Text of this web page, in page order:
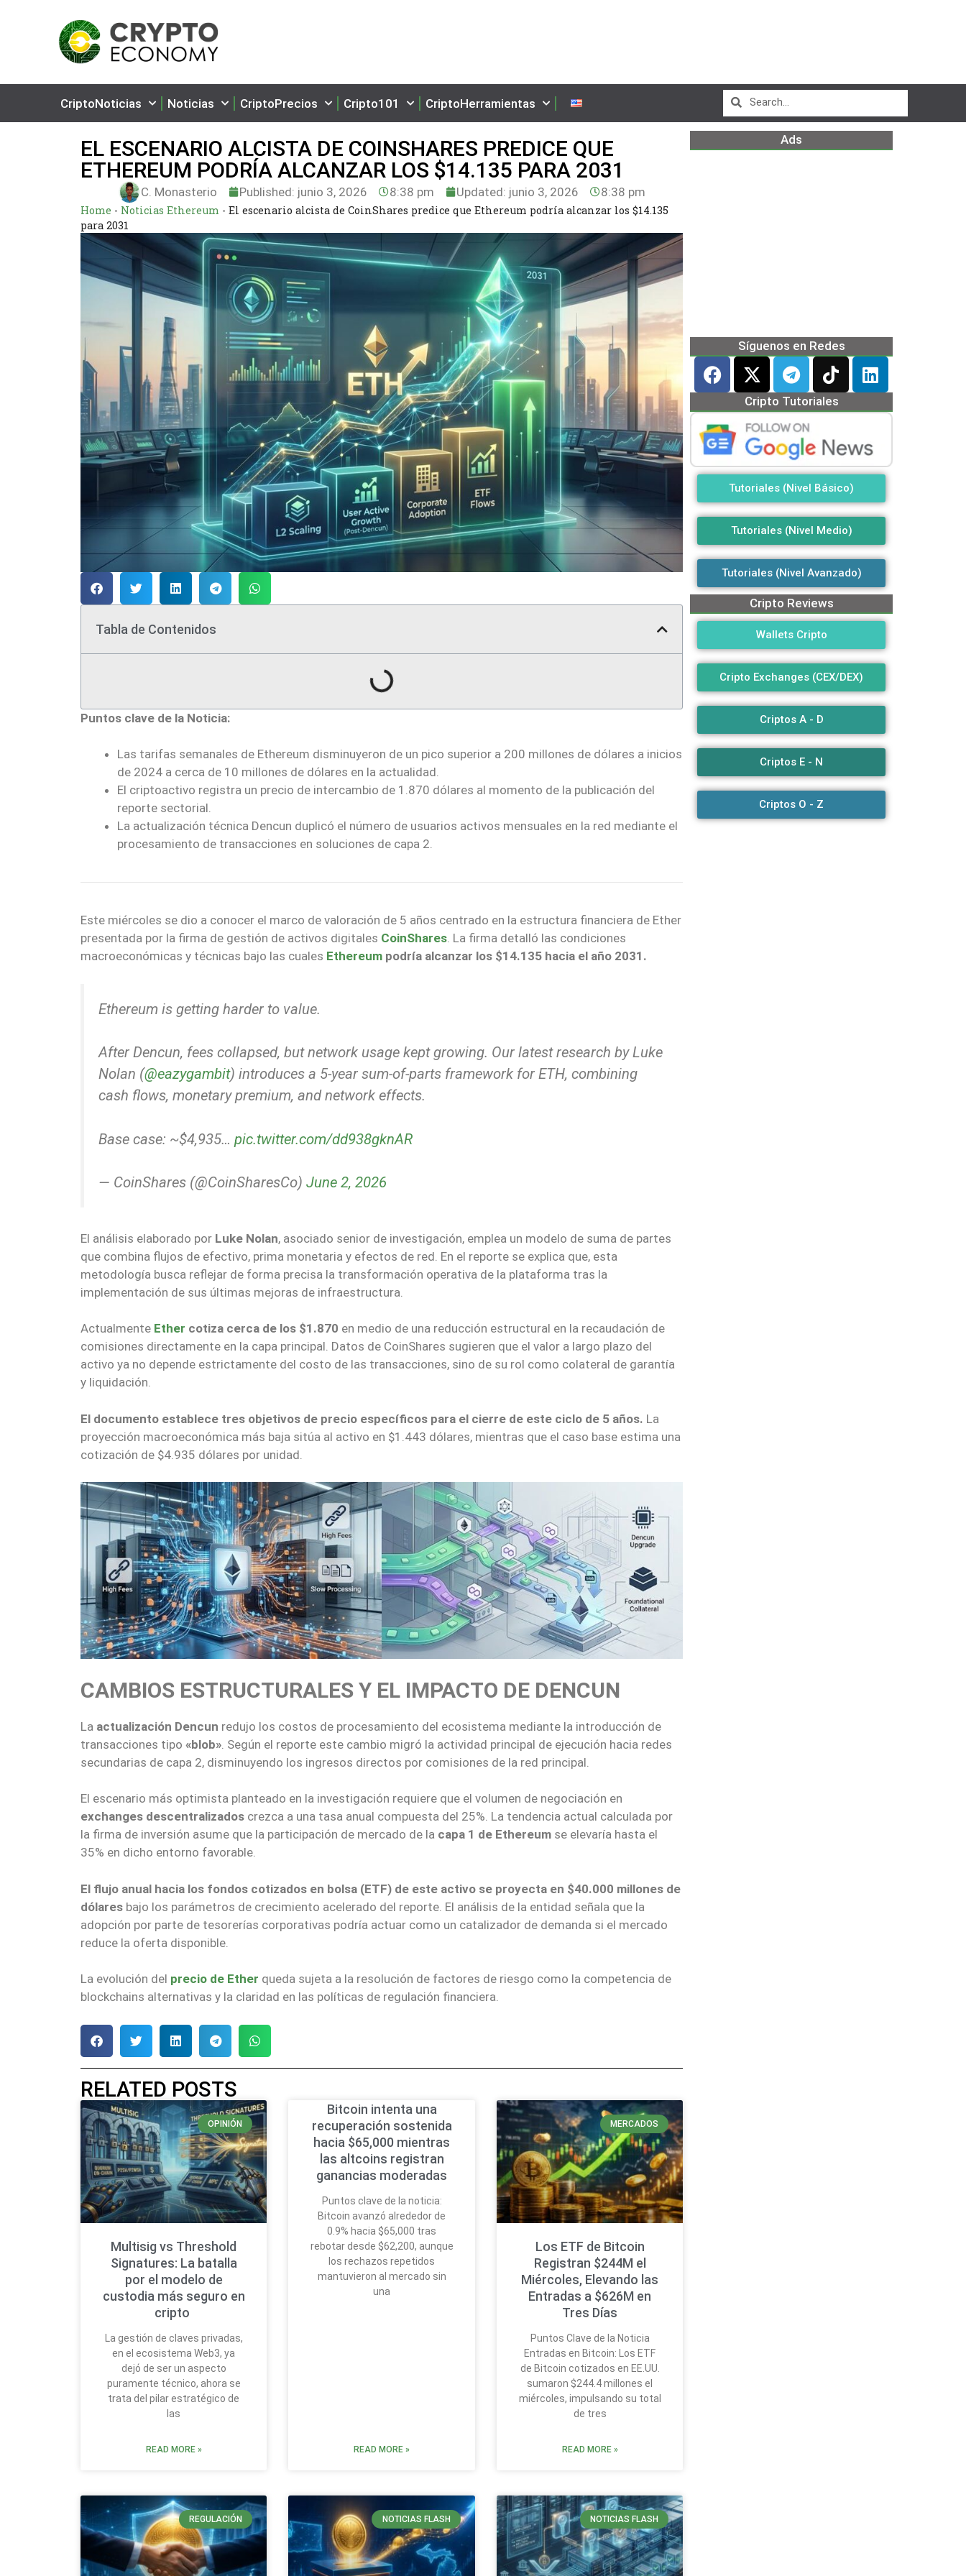
CriptoNoticias Noticias CriptoPrecios Cripto101 CriptoHerramientas
EL ESCENARIO ALCISTA DE COINSHARES PREDICE QUE
ETHEREUM PODRÍA ALCANZAR LOS $14.135 PARA 2031
C. Monasterio Published: junio 3, 2026 8:38 pm Updated: junio 3, 2026 8:38 pm
Home - Noticias Ethereum - El escenario alcista de CoinShares predice que Ethereum podría alcanzar los $14.135
para 2031
Tabla de Contenidos
Puntos clave de la Noticia:
Las tarifas semanales de Ethereum disminuyeron de un pico superior a 200 millones de dólares a inicios
de 2024 a cerca de 10 millones de dólares en la actualidad.
El criptoactivo registra un precio de intercambio de 1.870 dólares al momento de la publicación del
reporte sectorial.
La actualización técnica Dencun duplicó el número de usuarios activos mensuales en la red mediante el
procesamiento de transacciones en soluciones de capa 2.
Este miércoles se dio a conocer el marco de valoración de 5 años centrado en la estructura financiera de Ether
presentada por la firma de gestión de activos digitales CoinShares. La firma detalló las condiciones
macroeconómicas y técnicas bajo las cuales Ethereum podría alcanzar los $14.135 hacia el año 2031.
Ethereum is getting harder to value.
After Dencun, fees collapsed, but network usage kept growing. Our latest research by Luke
Nolan (@eazygambit) introduces a 5-year sum-of-parts framework for ETH, combining
cash flows, monetary premium, and network effects.
Base case: ~$4,935… pic.twitter.com/dd938gknAR
— CoinShares (@CoinSharesCo) June 2, 2026
El análisis elaborado por Luke Nolan, asociado senior de investigación, emplea un modelo de suma de partes
que combina flujos de efectivo, prima monetaria y efectos de red. En el reporte se explica que, esta
metodología busca reflejar de forma precisa la transformación operativa de la plataforma tras la
implementación de sus últimas mejoras de infraestructura.
Actualmente Ether cotiza cerca de los $1.870 en medio de una reducción estructural en la recaudación de
comisiones directamente en la capa principal. Datos de CoinShares sugieren que el valor a largo plazo del
activo ya no depende estrictamente del costo de las transacciones, sino de su rol como colateral de garantía
y liquidación.
El documento establece tres objetivos de precio específicos para el cierre de este ciclo de 5 años. La
proyección macroeconómica más baja sitúa al activo en $1.443 dólares, mientras que el caso base estima una
cotización de $4.935 dólares por unidad.
CAMBIOS ESTRUCTURALES Y EL IMPACTO DE DENCUN
La actualización Dencun redujo los costos de procesamiento del ecosistema mediante la introducción de
transacciones tipo «blob» . Según el reporte este cambio migró la actividad principal de ejecución hacia redes
secundarias de capa 2, disminuyendo los ingresos directos por comisiones de la red principal.
El escenario más optimista planteado en la investigación requiere que el volumen de negociación en
exchanges descentralizados crezca a una tasa anual compuesta del 25%. La tendencia actual calculada por
la firma de inversión asume que la participación de mercado de la capa 1 de Ethereum se elevaría hasta el
35% en dicho entorno favorable.
El flujo anual hacia los fondos cotizados en bolsa (ETF) de este activo se proyecta en $40.000 millones de
dólares bajo los parámetros de crecimiento acelerado del reporte. El análisis de la entidad señala que la
adopción por parte de tesorerías corporativas podría actuar como un catalizador de demanda si el mercado
reduce la oferta disponible.
La evolución del precio de Ether queda sujeta a la resolución de factores de riesgo como la competencia de
blockchains alternativas y la claridad en las políticas de regulación financiera.
RELATED POSTS
OPINIÓN
Multisig vs Threshold
Signatures: La batalla
por el modelo de
custodia más seguro en
cripto
La gestión de claves privadas,
en el ecosistema Web3, ya
dejó de ser un aspecto
puramente técnico, ahora se
trata del pilar estratégico de
las
READ MORE »
Bitcoin intenta una
recuperación sostenida
hacia $65,000 mientras
las altcoins registran
ganancias moderadas
Puntos clave de la noticia:
Bitcoin avanzó alrededor de
0.9% hacia $65,000 tras
rebotar desde $62,200, aunque
los rechazos repetidos
mantuvieron al mercado sin
una
READ MORE »
MERCADOS
Los ETF de Bitcoin
Registran $244M el
Miércoles, Elevando las
Entradas a $626M en
Tres Días
Puntos Clave de la Noticia
Entradas en Bitcoin: Los ETF
de Bitcoin cotizados en EE.UU.
sumaron $244.4 millones el
miércoles, impulsando su total
de tres
READ MORE »
REGULACIÓN NOTICIAS FLASH NOTICIAS FLASH
Ads
Síguenos en Redes
Cripto Tutoriales
Tutoriales (Nivel Básico)
Tutoriales (Nivel Medio)
Tutoriales (Nivel Avanzado)
Cripto Reviews
Wallets Cripto
Cripto Exchanges (CEX/DEX)
Criptos A - D
Criptos E - N
Criptos O - Z